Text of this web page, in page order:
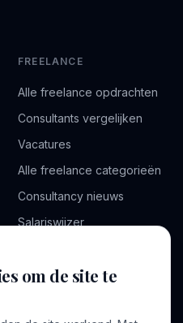
FREELANCE
Alle freelance opdrachten
Consultants vergelijken
Vacatures
Alle freelance categorieën
Consultancy nieuws
Salariswijzer
om de site te